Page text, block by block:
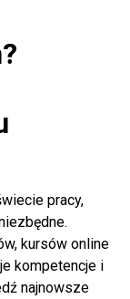
pracy,
kursów online
kompetencje i
najnowsze